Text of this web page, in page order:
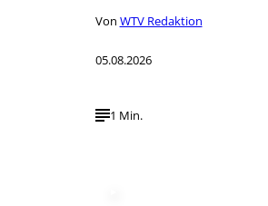
Von WTV Redaktion
05.08.2026
1 Min.